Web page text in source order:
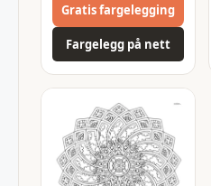
Gratis fargelegging
Fargelegg på nett